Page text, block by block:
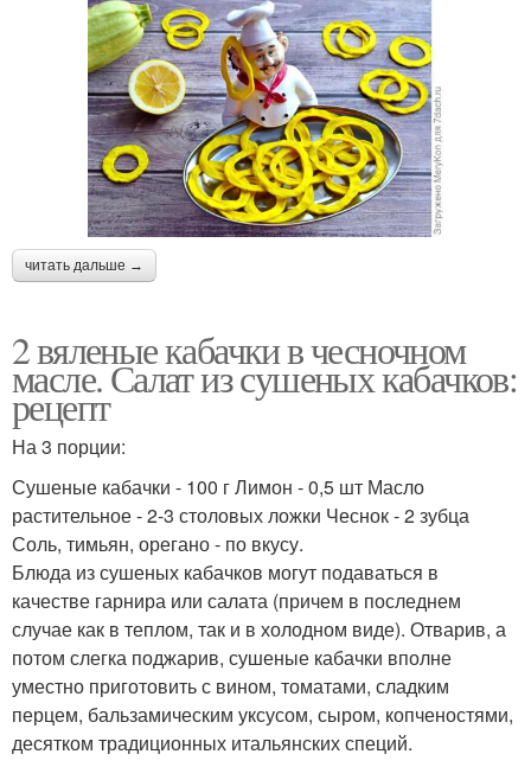
читать дальше →
2 вяленые кабачки в чесночном
масле. Салат из сушеных кабачков:
рецепт
На 3 порции:
Сушеные кабачки - 100 г Лимон - 0,5 шт Масло
растительное - 2-3 столовых ложки Чеснок - 2 зубца
Соль, тимьян, орегано - по вкусу.
Блюда из сушеных кабачков могут подаваться в
качестве гарнира или салата (причем в последнем
случае как в теплом, так и в холодном виде). Отварив, а
потом слегка поджарив, сушеные кабачки вполне
уместно приготовить с вином, томатами, сладким
перцем, бальзамическим уксусом, сыром, копченостями,
десятком традиционных итальянских специй.